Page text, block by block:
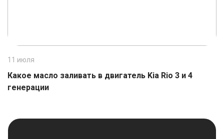
11 июля
Какое масло заливать в двигатель Kia Rio 3 и 4
генерации